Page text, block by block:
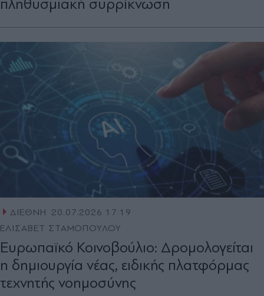
πληθυσμιακή συρρίκνωση
ΔΙΕΘΝΗ
20.07.2026 17:19
ΕΛΙΣΑΒΕΤ ΣΤΑΜΟΠΟΥΛΟΥ
Ευρωπαϊκό Κοινοβούλιο: Δρομολογείται
η δημιουργία νέας, ειδικής πλατφόρμας
τεχνητής νοημοσύνης